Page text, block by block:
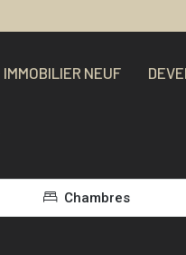
IMMOBILIER NEUF
Chambres